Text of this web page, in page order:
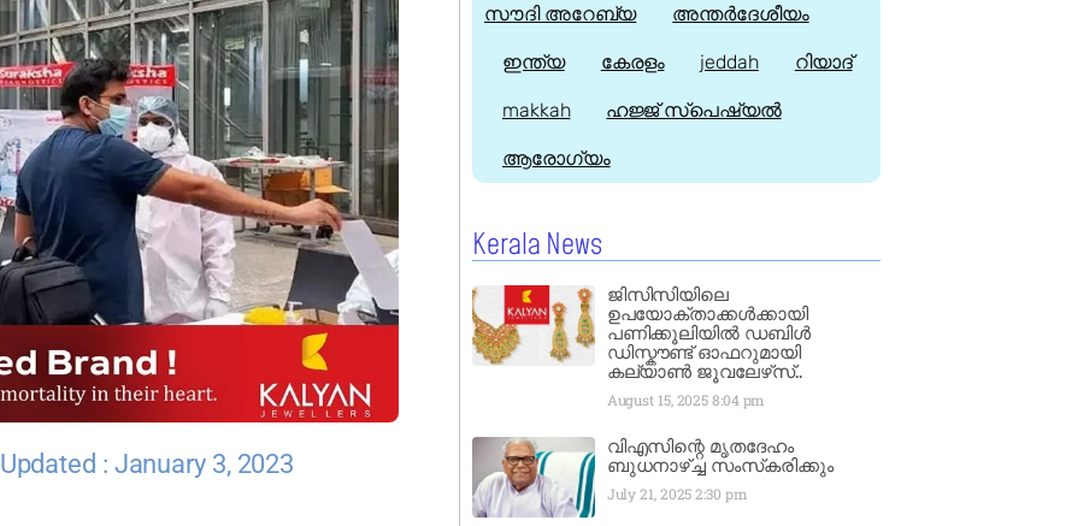
Updated : January 3, 2023
സൗദി അറേബ്യ അന്തർദേശീയം
ഇന്ത്യ കേരളം jeddah റിയാദ്
makkah ഹജ്ജ്‌ സ്പെഷ്യൽ
ആരോഗ്യം
Kerala News
ജിസിസിയിലെ
ഉപയോക്താക്കൾക്കായി
പണിക്കൂലിയിൽ ഡബിൾ
ഡിസ്കൗണ്ട് ഓഫറുമായി
കല്യാൺ ജൂവലേഴ്‌സ്..
August 15, 20258:04 pm
വിഎസിന്റെ മൃതദേഹം
ബുധനാഴ്ച്ച സംസ്‌കരിക്കും
July 21, 20252:30 pm